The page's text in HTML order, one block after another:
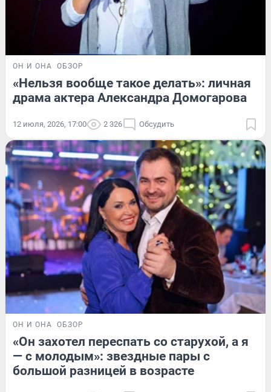
ОН И ОНА ОБЗОР
«Нельзя вообще такое делать»: личная
драма актера Александра Домогарова
12 июля, 2026, 17:00 2 326 Обсудить
ОН И ОНА ОБЗОР
«Он захотел переспать со старухой, а я
— с молодым»: звездные пары с
большой разницей в возрасте